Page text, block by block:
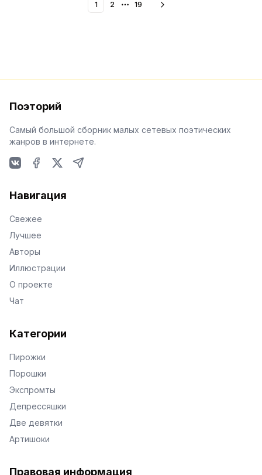
1 2 More pages
19
Поэторий
Самый большой сборник малых сетевых поэтических
жанров в интернете.
Навигация
Свежее
Лучшее
Авторы
Иллюстрации
О проекте
Чат
Категории
Пирожки
Порошки
Экспромты
Депрессяшки
Две девятки
Артишоки
Правовая информация